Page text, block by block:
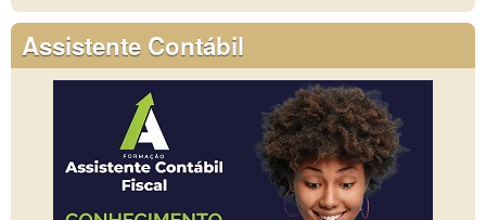
Assistente Contábil